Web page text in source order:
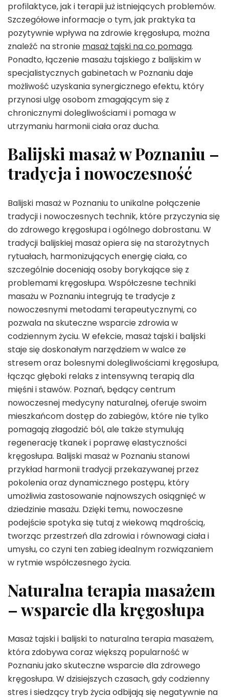
profilaktyce, jak i terapii już istniejących problemów.
Szczegółowe informacje o tym, jak praktyka ta
pozytywnie wpływa na zdrowie kręgosłupa, można
znaleźć na stronie masaż tajski na co pomaga.
Ponadto, łączenie masażu tajskiego z balijskim w
specjalistycznych gabinetach w Poznaniu daje
możliwość uzyskania synergicznego efektu, który
przynosi ulgę osobom zmagającym się z
chronicznymi dolegliwościami i pomaga w
utrzymaniu harmonii ciała oraz ducha.
Balijski masaż w Poznaniu –
tradycja i nowoczesność
Balijski masaż w Poznaniu to unikalne połączenie
tradycji i nowoczesnych technik, które przyczynia się
do zdrowego kręgosłupa i ogólnego dobrostanu. W
tradycji balijskiej masaż opiera się na starożytnych
rytuałach, harmonizujących energię ciała, co
szczególnie doceniają osoby borykające się z
problemami kręgosłupa. Współczesne techniki
masażu w Poznaniu integrują te tradycje z
nowoczesnymi metodami terapeutycznymi, co
pozwala na skuteczne wsparcie zdrowia w
codziennym życiu. W efekcie, masaż tajski i balijski
staje się doskonałym narzędziem w walce ze
stresem oraz bolesnymi dolegliwościami kręgosłupa,
łącząc głęboki relaks z intensywną terapią dla
mięśni i stawów. Poznań, będący centrum
nowoczesnej medycyny naturalnej, oferuje swoim
mieszkańcom dostęp do zabiegów, które nie tylko
pomagają złagodzić ból, ale także stymulują
regenerację tkanek i poprawę elastyczności
kręgosłupa. Balijski masaż w Poznaniu stanowi
przykład harmonii tradycji przekazywanej przez
pokolenia oraz dynamicznego postępu, który
umożliwia zastosowanie najnowszych osiągnięć w
dziedzinie masażu. Dzięki temu, nowoczesne
podejście spotyka się tutaj z wiekową mądrością,
tworząc przestrzeń dla zdrowia i równowagi ciała i
umysłu, co czyni ten zabieg idealnym rozwiązaniem
w rytmie współczesnego życia.
Naturalna terapia masażem
– wsparcie dla kręgosłupa
Masaż tajski i balijski to naturalna terapia masażem,
która zdobywa coraz większą popularność w
Poznaniu jako skuteczne wsparcie dla zdrowego
kręgosłupa. W dzisiejszych czasach, gdy codzienny
stres i siedzący tryb życia odbijają się negatywnie na